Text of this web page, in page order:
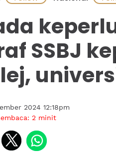
SSBJ
2024 12:18pm
2 minit